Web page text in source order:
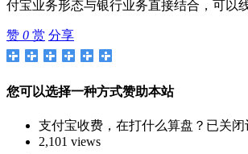
付宝业务形态与银行业务直接结合，可以
赞 0 赏 分享
您可以选择一种方式赞助本站
支付宝收费，在打什么算盘？ 已关闭
2,101 views